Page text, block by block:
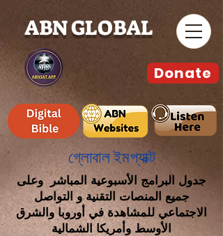
ABN GLOBAL
গ্লোবাল ইমপ্যাক্ট
جدول البرامج الأسبوعية المباشر وعلى
جميع المنصات التقنية و التواصل
الاجتماعي للمشاهدة في أوروبا والشرق
الأوسط وأمريكا الشمالية
Donate